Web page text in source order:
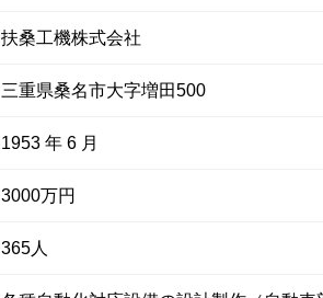
扶桑工機株式会社
三重県桑名市大字増田500
1953 年 6 月
3000万円
365人